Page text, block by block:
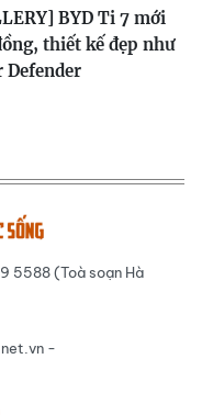
BYD Ti 7 mới
thiết kế đẹp như
Defender
5588 (Toà soạn Hà
-